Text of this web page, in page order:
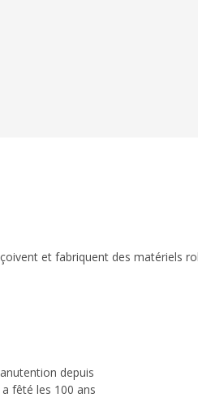
et fabriquent des matériels
depuis
fêté les 100 ans